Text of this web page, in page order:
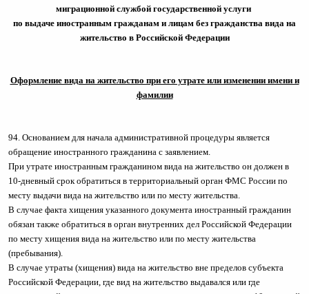
миграционной службой государственной услуги
по выдаче иностранным гражданам и лицам без гражданства вида на
жительство в Российской Федерации
Оформление вида на жительство при его утрате или изменении имени и
фамилии
94. Основанием для начала административной процедуры является
обращение иностранного гражданина с заявлением.
При утрате иностранным гражданином вида на жительство он должен в
10-дневный срок обратиться в территориальный орган ФМС России по
месту выдачи вида на жительство или по месту жительства.
В случае факта хищения указанного документа иностранный гражданин
обязан также обратиться в орган внутренних дел Российской Федерации
по месту хищения вида на жительство или по месту жительства
(пребывания).
В случае утраты (хищения) вида на жительство вне пределов субъекта
Российской Федерации, где вид на жительство выдавался или где